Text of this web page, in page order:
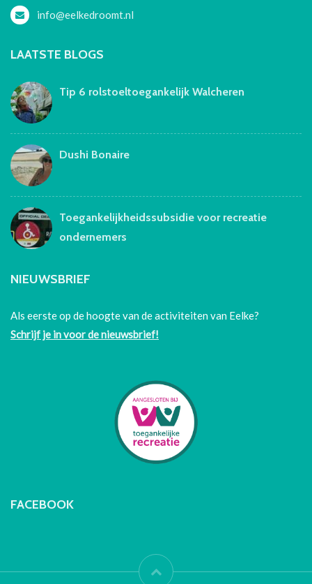
info@eelkedroomt.nl
LAATSTE BLOGS
Tip 6 rolstoeltoegankelijk Walcheren
Dushi Bonaire
Toegankelijkheidssubsidie voor recreatie
ondernemers
NIEUWSBRIEF
Als eerste op de hoogte van de activiteiten van Eelke?
Schrijf je in voor de nieuwsbrief!
FACEBOOK